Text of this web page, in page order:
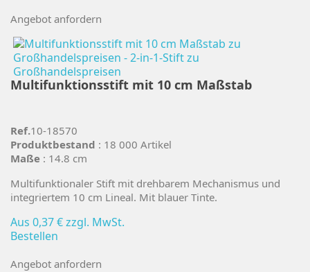
Angebot anfordern
Multifunktionsstift mit 10 cm Maßstab
Ref.10-18570
Produktbestand : 18 000 Artikel
Maße : 14.8 cm
Multifunktionaler Stift mit drehbarem Mechanismus und
integriertem 10 cm Lineal. Mit blauer Tinte.
Aus 0,37 €zzgl. MwSt.
Bestellen
Angebot anfordern